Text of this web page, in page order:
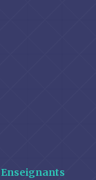
Enseignants